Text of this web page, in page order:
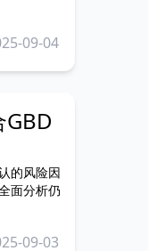
09-04
的风险因
面分析仍
09-03